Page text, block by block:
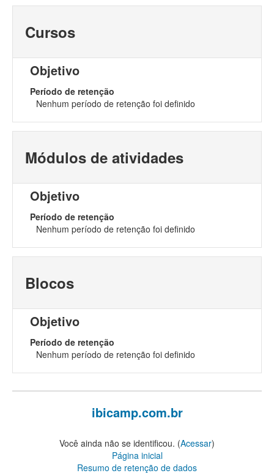
Cursos
Objetivo
Período de retenção
Nenhum período de retenção foi definido
Módulos de atividades
Objetivo
Período de retenção
Nenhum período de retenção foi definido
Blocos
Objetivo
Período de retenção
Nenhum período de retenção foi definido
ibicamp.com.br
Você ainda não se identificou. (Acessar)
Página inicial
Resumo de retenção de dados